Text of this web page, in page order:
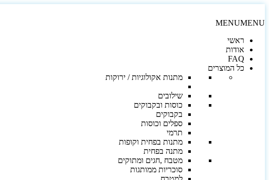
MENUMENU
ראשי
אודות
FAQ
כל המוצרים
מתנות אקולוגיות / ירוקות
שילובים
כוסות ובקבוקים
בקבוקים
ספלים וכוסות
תרמי
מתנות בפחית וקופות
מתנה בפחית
מטבח ,חגים ומתוקים
סוכריות ממותגות